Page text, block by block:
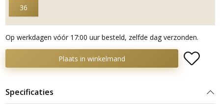
36
Op werkdagen vóór 17:00 uur besteld, zelfde dag verzonden.
Plaats in winkelmand
Specificaties